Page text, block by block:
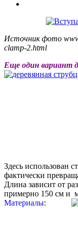
Источник фото
clamp-2.html
Еще один вариант
Здесь использован
фактически
Длина зависит от
примерно 150 см и
Материалы: